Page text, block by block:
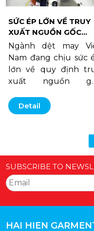
SỨC ÉP LỚN VỀ TRUY
XUẤT NGUỒN GỐC
NGUYÊN PHỤ LIỆU
Ngành dệt may
Nam đang chịu sức
lớn về quy định
xuất nguồn
thị trường Mỹ, Anh,
Ấn Độ, Canada…
Detail
SUBSCRIBE TO
HAI HIEN